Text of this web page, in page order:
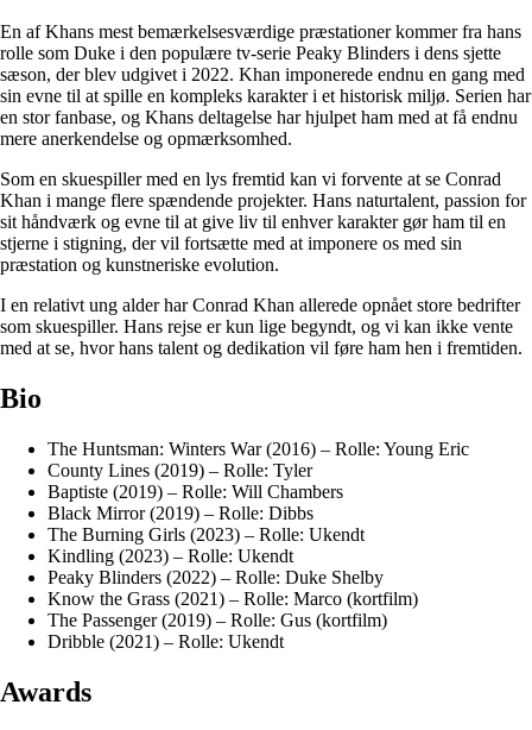
En af Khans mest bemærkelsesværdige præstationer kommer fra hans
rolle som Duke i den populære tv-serie Peaky Blinders i dens sjette
sæson, der blev udgivet i 2022. Khan imponerede endnu en gang med
sin evne til at spille en kompleks karakter i et historisk miljø. Serien har
en stor fanbase, og Khans deltagelse har hjulpet ham med at få endnu
mere anerkendelse og opmærksomhed.
Som en skuespiller med en lys fremtid kan vi forvente at se Conrad
Khan i mange flere spændende projekter. Hans naturtalent, passion for
sit håndværk og evne til at give liv til enhver karakter gør ham til en
stjerne i stigning, der vil fortsætte med at imponere os med sin
præstation og kunstneriske evolution.
I en relativt ung alder har Conrad Khan allerede opnået store bedrifter
som skuespiller. Hans rejse er kun lige begyndt, og vi kan ikke vente
med at se, hvor hans talent og dedikation vil føre ham hen i fremtiden.
Bio
The Huntsman: Winters War (2016) – Rolle: Young Eric
County Lines (2019) – Rolle: Tyler
Baptiste (2019) – Rolle: Will Chambers
Black Mirror (2019) – Rolle: Dibbs
The Burning Girls (2023) – Rolle: Ukendt
Kindling (2023) – Rolle: Ukendt
Peaky Blinders (2022) – Rolle: Duke Shelby
Know the Grass (2021) – Rolle: Marco (kortfilm)
The Passenger (2019) – Rolle: Gus (kortfilm)
Dribble (2021) – Rolle: Ukendt
Awards